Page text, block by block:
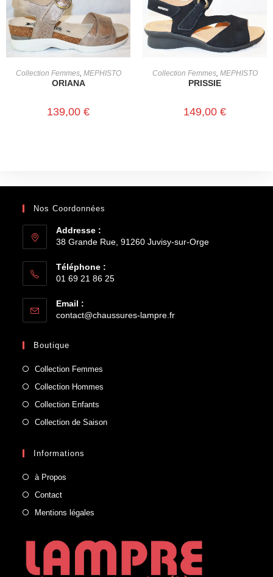
CHOIX DES OPTIONS
Collection Femmes, MEPHISTO
ORIANA
139,00 €
CHOIX DES OPTIONS
Collection Femmes, MEPHISTO
PRISSIE
149,00 €
Nos Coordonnées
Addresse :
38 Grande Rue, 91260 Juvisy-sur-Orge
Téléphone :
01 69 21 86 25
Email :
contact@chaussures-lampre.fr
Boutique
Collection Femmes
Collection Hommes
Collection Enfants
Collection de Saison
Informations
à Propos
Contact
Mentions légales